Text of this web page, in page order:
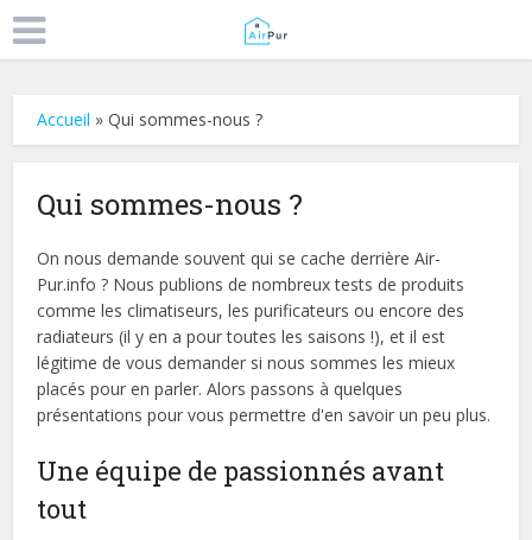
Accueil »Qui sommes-nous ?
Qui sommes-nous ?
On nous demande souvent qui se cache derrière Air-
Pur.info ? Nous publions de nombreux tests de produits
comme les climatiseurs, les purificateurs ou encore des
radiateurs (il y en a pour toutes les saisons !), et il est
légitime de vous demander si nous sommes les mieux
placés pour en parler. Alors passons à quelques
présentations pour vous permettre d'en savoir un peu plus.
Une équipe de passionnés avant
tout